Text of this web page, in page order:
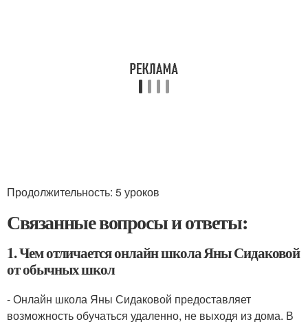
Продолжительность: 5 уроков
Связанные вопросы и ответы:
1. Чем отличается онлайн школа Яны Сидаковой
от обычных школ
- Онлайн школа Яны Сидаковой предоставляет
возможность обучаться удаленно, не выходя из дома. В